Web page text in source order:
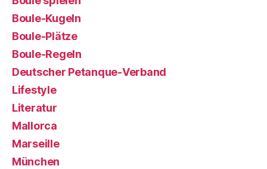
Boule-Kugeln
Boule-Plätze
Boule-Regeln
Deutscher Petanque-Verband
Lifestyle
Literatur
Mallorca
Marseille
München